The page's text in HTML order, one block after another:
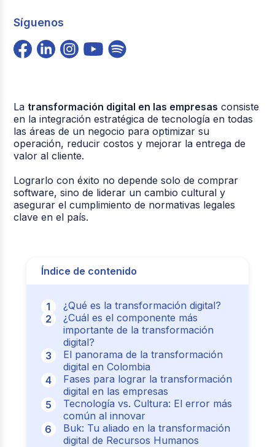
Síguenos
La transformación digital en las empresas consiste
en la integración estratégica de tecnología en todas
las áreas de un negocio para optimizar su
operación, reducir costos y mejorar la entrega de
valor al cliente.
Lograrlo con éxito no depende solo de comprar
software, sino de liderar un cambio cultural y
asegurar el cumplimiento de normativas legales
clave en el país.
Índice de contenido
¿Qué es la transformación digital?
¿Cuál es el componente más
importante de la transformación
digital?
El panorama de la transformación
digital en Colombia
Fases para lograr la transformación
digital en las empresas
Tecnología vs. Cultura: El error más
común al innovar
Buk: Tu aliado en la transformación
digital de Recursos Humanos